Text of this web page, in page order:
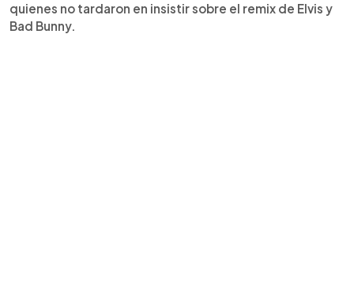
quienes no tardaron en insistir sobre el remix de Elvis y
Bad Bunny.